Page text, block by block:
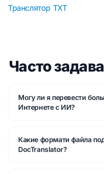
Транслятор TXT
Часто
Могу ли я перевести
Интернете с ИИ?
Какие формати файла
DocTranslator?